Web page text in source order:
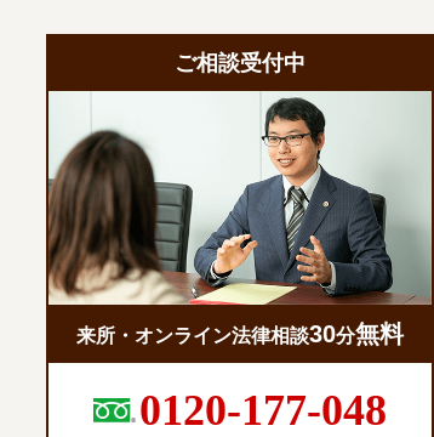
ご相談受付中
来所・オンライン法律相談30分無料
0120-177-048